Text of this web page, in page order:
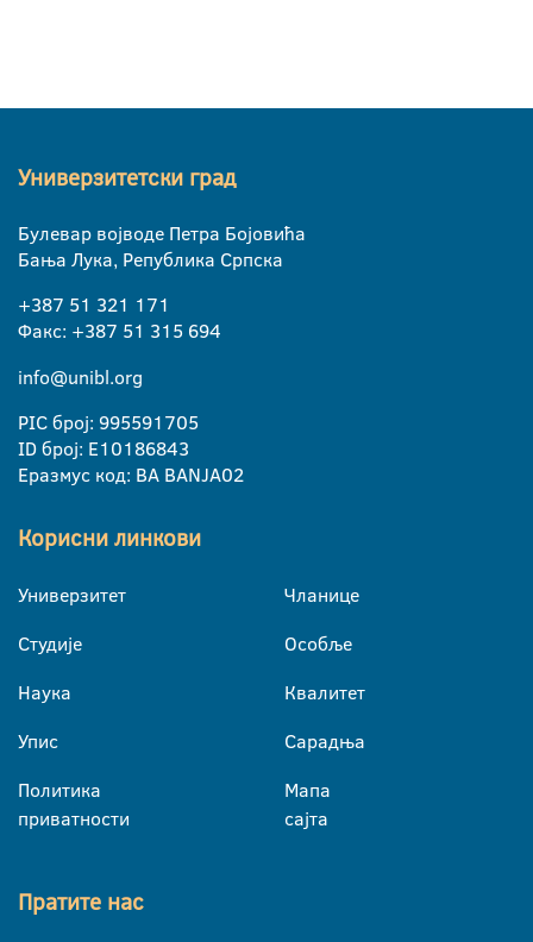
Универзитетски град
Булевар војводе Петра Бојовића
Бања Лука, Република Српска
+387 51 321 171
Факс: +387 51 315 694
info@unibl.org
PIC број: 995591705
ID број: E10186843
Еразмус код: BA BANJA02
Корисни линкови
Универзитет
Студије
Наука
Упис
Политика
приватности
Чланице
Особље
Квалитет
Сарадња
Мапа
сајта
Пратите нас